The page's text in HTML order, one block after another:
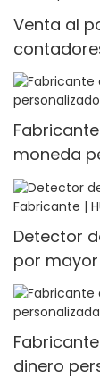
Venta al
moneda
Detector
por mayor
dinero